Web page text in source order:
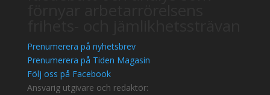
Prenumerera på nyhetsbrev
Prenumerera på Tiden Magasin
Följ oss på Facebook
Ansvarig utgivare och redaktör: